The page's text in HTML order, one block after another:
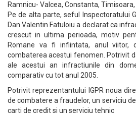
Ramnicu- Valcea, Constanta, Timisoara,
Pe de alta parte, seful Inspectoratului
Dan Valentin Fatuloiu a declarat ca
crescut in ultima perioada, motiv
Romane va fi infiintata, anul viitor,
combaterea acestui fenomen. Potrivit
ale acestui an infractiunile din
comparativ cu tot anul 2005.
Potrivit reprezentantului IGPR noua
de combatere a fraudelor, un serviciu
carti de credit si un serviciu tehnic